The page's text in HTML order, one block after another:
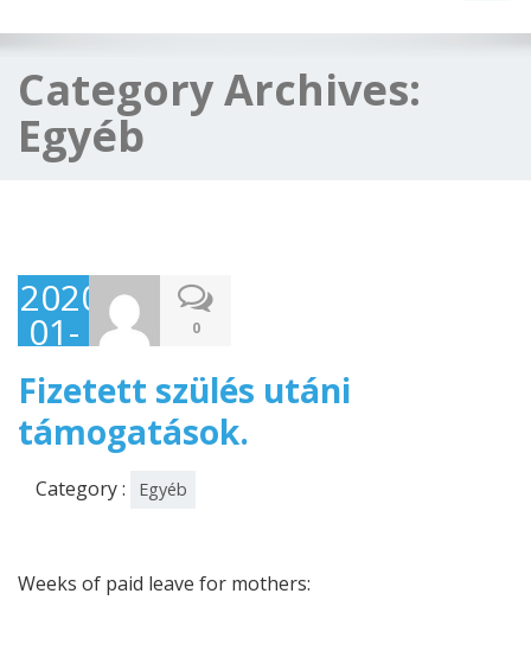
Category Archives:
Egyéb
2020-
01-
20
0
Fizetett szülés utáni
támogatások.
Category : Egyéb
Weeks of paid leave for mothers: